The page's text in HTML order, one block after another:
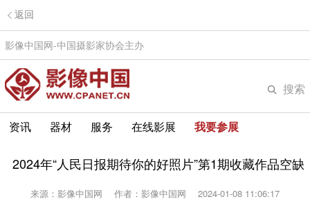
返回
影像中国网-中国摄影家协会主办
搜索
资讯 器材 服务 在线影展 我要参展
2024年“人民日报期待你的好照片”第1期收藏作品空缺
来源：影像中国网 作者：影像中国网 2024-01-08 11:06:17